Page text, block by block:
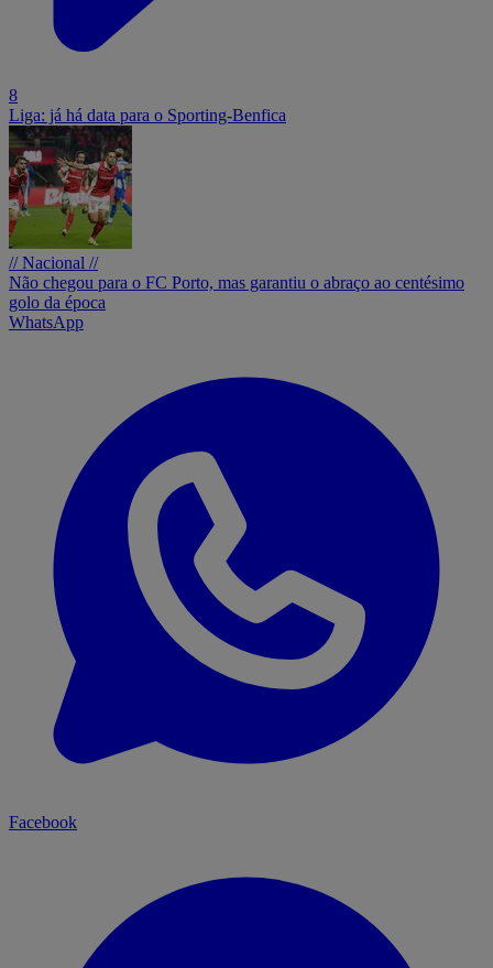
8
Liga: já há data para o Sporting-Benfica
// Nacional //
Não chegou para o FC Porto, mas garantiu o abraço ao centésimo
golo da época
WhatsApp
Facebook